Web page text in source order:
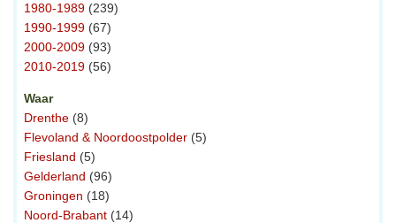
1980-1989 (239)
1990-1999 (67)
2000-2009 (93)
2010-2019 (56)
Waar
Drenthe (8)
Flevoland & Noordoostpolder (5)
Friesland (5)
Gelderland (96)
Groningen (18)
Noord-Brabant (14)